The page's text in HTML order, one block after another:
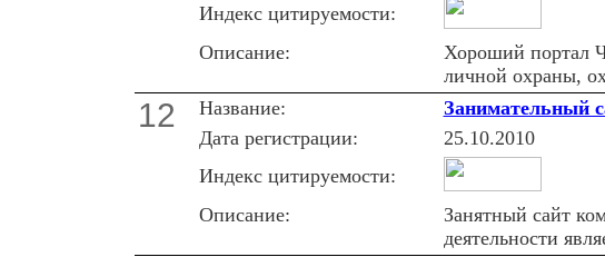
Индекс цитируемости:
Описание:
Хороший портал
личной охраны,
12 Название: Занимательный
Дата регистрации:
25.10.2010
Индекс цитируемости:
Описание:
Занятный сайт
деятельности